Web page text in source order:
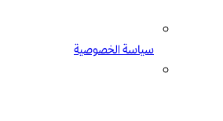
سياسة الخصوصية